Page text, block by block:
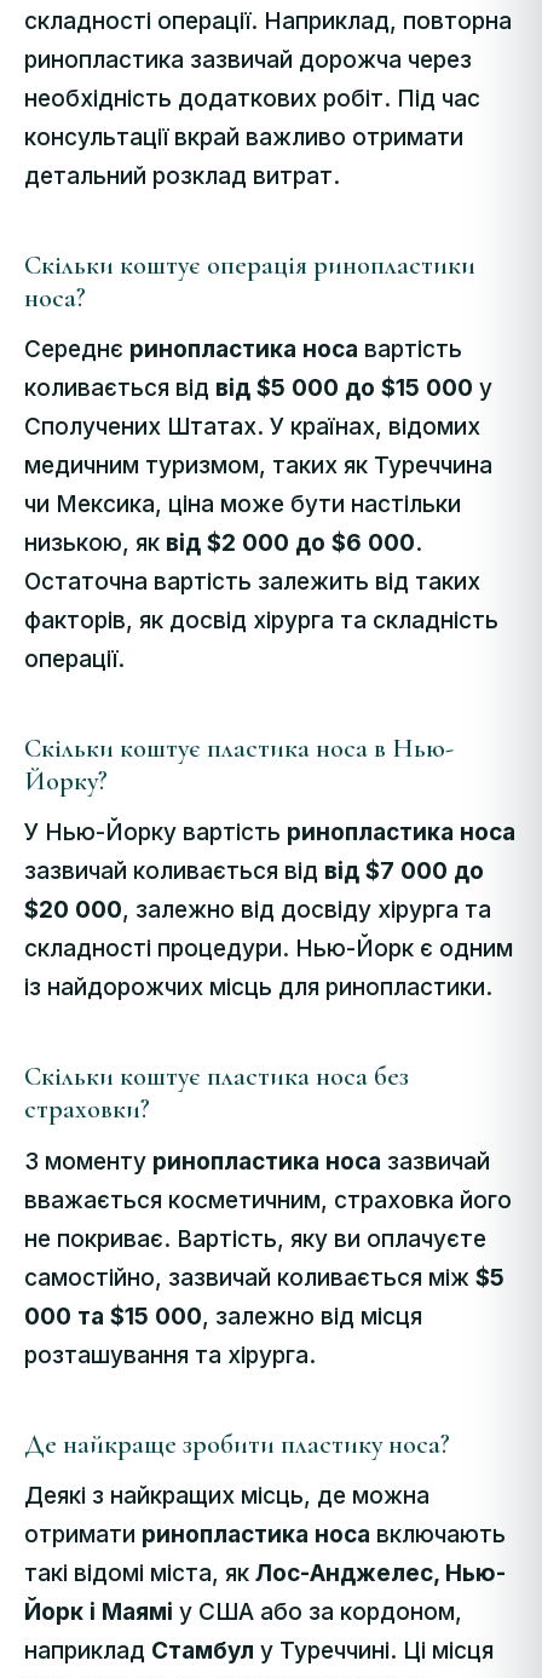
складності операції. Наприклад, повторна
ринопластика зазвичай дорожча через
необхідність додаткових робіт. Під час
консультації вкрай важливо отримати
детальний розклад витрат.
Скільки коштує операція ринопластики
носа?
Середнє ринопластика носа вартість
коливається від від $5 000 до $15 000 у
Сполучених Штатах. У країнах, відомих
медичним туризмом, таких як Туреччина
чи Мексика, ціна може бути настільки
низькою, як від $2 000 до $6 000.
Остаточна вартість залежить від таких
факторів, як досвід хірурга та складність
операції.
Скільки коштує пластика носа в Нью-
Йорку?
У Нью-Йорку вартість ринопластика носа
зазвичай коливається від від $7 000 до
$20 000, залежно від досвіду хірурга та
складності процедури. Нью-Йорк є одним
із найдорожчих місць для ринопластики.
Скільки коштує пластика носа без
страховки?
З моменту ринопластика носа зазвичай
вважається косметичним, страховка його
не покриває. Вартість, яку ви оплачуєте
самостійно, зазвичай коливається між $5
000 та $15 000, залежно від місця
розташування та хірурга.
Де найкраще зробити пластику носа?
Деякі з найкращих місць, де можна
отримати ринопластика носа включають
такі відомі міста, як Лос-Анджелес, Нью-
Йорк і Маямі у США або за кордоном,
наприклад Стамбул у Туреччині. Ці місця